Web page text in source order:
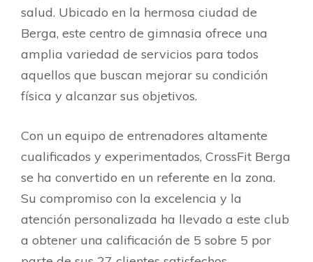
salud. Ubicado en la hermosa ciudad de
Berga, este centro de gimnasia ofrece una
amplia variedad de servicios para todos
aquellos que buscan mejorar su condición
física y alcanzar sus objetivos.
Con un equipo de entrenadores altamente
cualificados y experimentados, CrossFit Berga
se ha convertido en un referente en la zona.
Su compromiso con la excelencia y la
atención personalizada ha llevado a este club
a obtener una calificación de 5 sobre 5 por